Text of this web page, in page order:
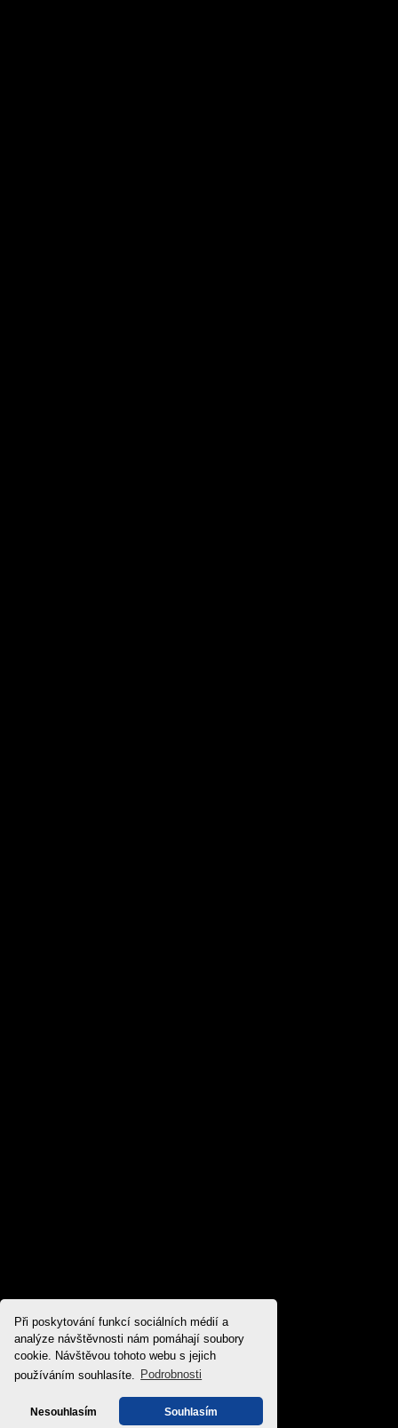
Při poskytování funkcí sociálních médií a
analýze návštěvnosti nám pomáhají soubory
cookie. Návštěvou tohoto webu s jejich
používáním souhlasíte.
Podrobnosti
Nesouhlasím Souhlasím